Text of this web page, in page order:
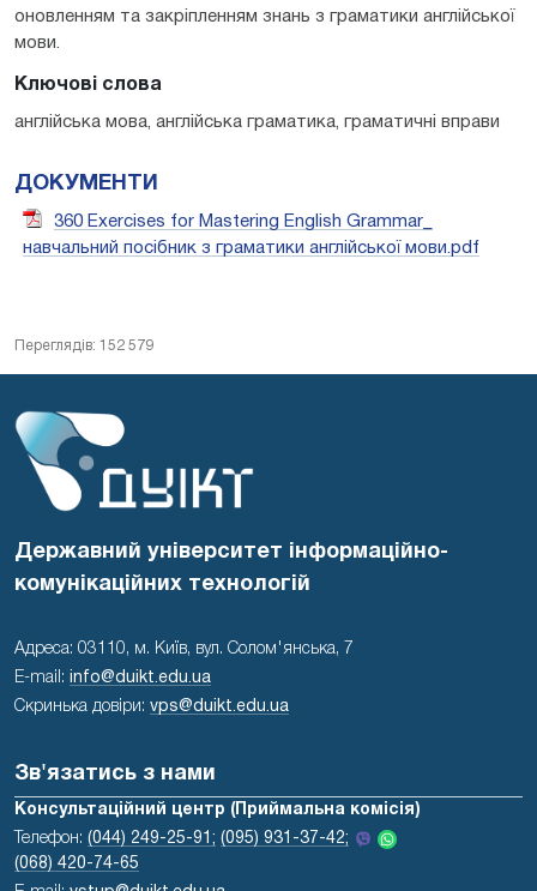
оновленням та закріпленням знань з граматики англійської
мови.
Ключові слова
англійська мова, англійська граматика, граматичні вправи
ДОКУМЕНТИ
360 Exercises for Mastering English Grammar_
навчальний посібник з граматики англійської мови.pdf
Переглядів: 152 579
Державний університет інформаційно-
комунікаційних технологій
Адреса: 03110, м. Київ, вул. Солом'янська, 7
E-mail:
info@duikt.edu.ua
Скринька довіри: vps@duikt.edu.ua
Зв'язатись з нами
Консультаційний центр (Приймальна комісія)
Телефон: (044) 249-25-91; (095) 931-37-42;
(068) 420-74-65